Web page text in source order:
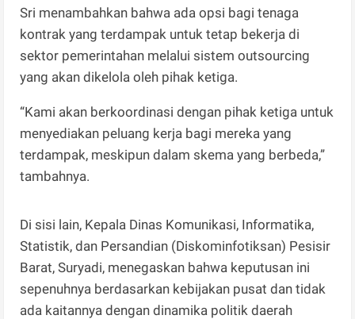
Sri menambahkan bahwa ada opsi bagi tenaga
kontrak yang terdampak untuk tetap bekerja di
sektor pemerintahan melalui sistem outsourcing
yang akan dikelola oleh pihak ketiga.
“Kami akan berkoordinasi dengan pihak ketiga untuk
menyediakan peluang kerja bagi mereka yang
terdampak, meskipun dalam skema yang berbeda,”
tambahnya.
Di sisi lain, Kepala Dinas Komunikasi, Informatika,
Statistik, dan Persandian (Diskominfotiksan) Pesisir
Barat, Suryadi, menegaskan bahwa keputusan ini
sepenuhnya berdasarkan kebijakan pusat dan tidak
ada kaitannya dengan dinamika politik daerah